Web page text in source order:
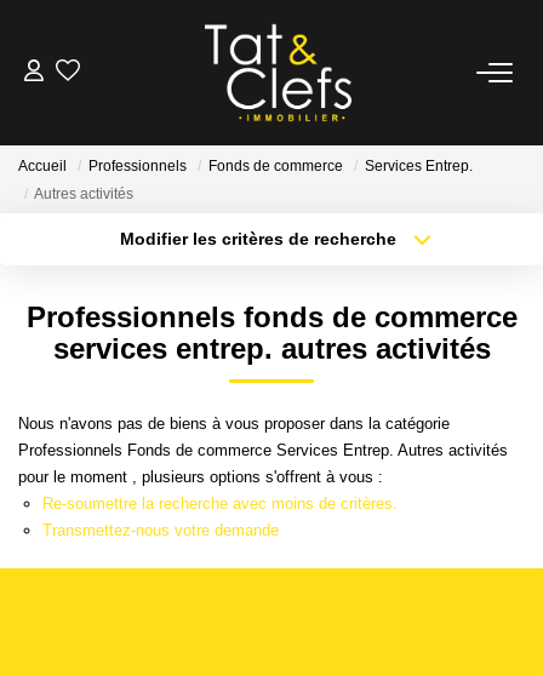
LOCATION
Nos Biens Loués
ESTIMATION
PARTENAIRE TRANSACTION
Accueil Professionnels Fonds de commerce
Services Entrep.
Autres activités
Modifier les critères de recherche
Plus de critères Créer une alerte
Professionnels fonds de commerce
services entrep. autres activités
Nous n'avons pas de biens à vous proposer dans la catégorie
Professionnels Fonds de commerce Services Entrep. Autres activités
pour le moment , plusieurs options s'offrent à vous :
Re-soumettre la recherche avec moins de critères.
Transmettez-nous votre demande